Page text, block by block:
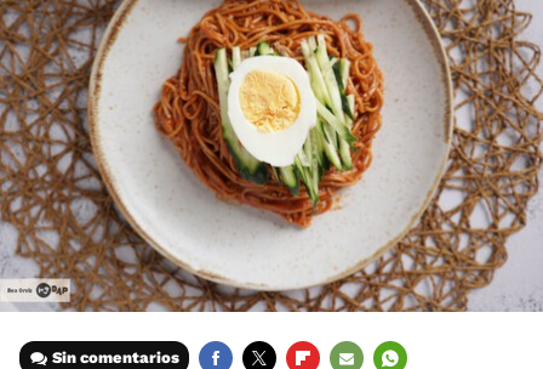
Sin comentarios